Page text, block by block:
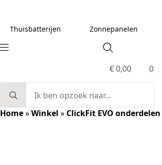
Thuisbatterijen Zonnepanelen
€0,00
0
for:
Home»Winkel » ClickFit EVO onderdelen